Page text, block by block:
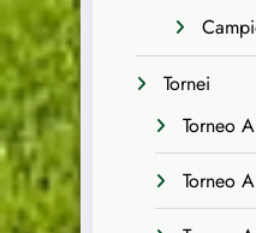
Tornei
Torneo
Torneo